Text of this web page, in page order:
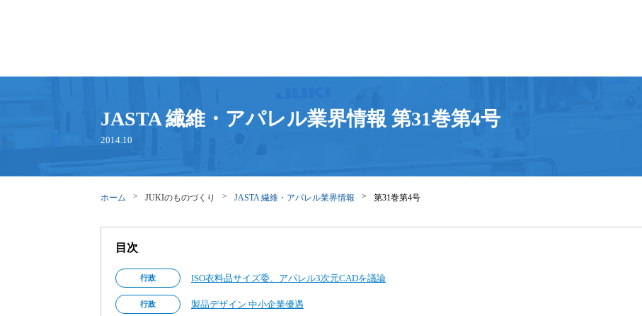
JASTA 繊維・アパレル業界情報 第31巻第4号
2014.10
ホーム JUKIのものづくり JASTA 繊維・アパレル業界情報 第31巻第4号
目次
行政 ISO衣料品サイズ委、アパレル3次元CADを議論
行政 製品デザイン 中小企業優遇